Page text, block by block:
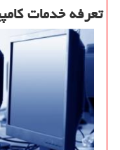
تعرفه خدمات كامپیوتری